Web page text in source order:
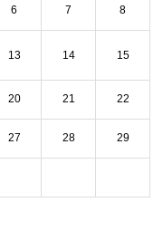
6 7 8
13 14 15
20 21 22
27 28 29